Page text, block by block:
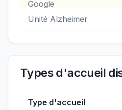
Unité Alzheimer
Types d'accueil
Type d'accueil